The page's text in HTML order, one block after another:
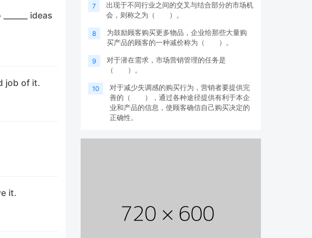
ideas
job of it.
it.
7
出现于不同行业之间的交叉与结合部分的市场机
会，则称之为（ ）。
8
为鼓励顾客购买更多物品，企业给那些大量购
买产品的顾客的一种减价称为（ ）。
9
对于潜在需求，市场营销管理的任务是
（ ）。
10
对于减少失调感的购买行为，营销者要提供完
善的（ ），通过各种途径提供有利于本企
业和产品的信息，使顾客确信自己购买决定的
正确性。